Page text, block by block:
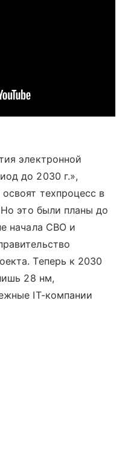
электронной
до 2030 г.»,
техпроцесс в
это были планы до
начала СВО и
Теперь к 2030
28 нм,
IT-компании